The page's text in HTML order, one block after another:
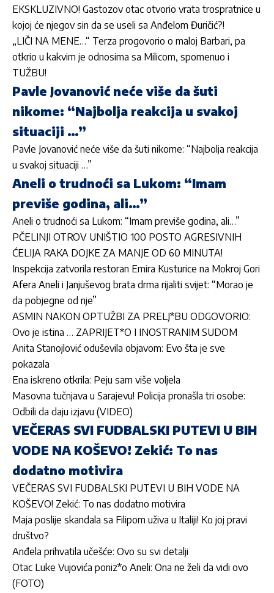
EKSKLUZIVNO! Gastozov otac otvorio vrata trospratnice u
kojoj će njegov sin da se useli sa Anđelom Đuričić?!
„LIČI NA MENE…“ Terza progovorio o maloj Barbari, pa
otkrio u kakvim je odnosima sa Milicom, spomenuo i
TUŽBU!
Pavle Jovanović neće više da šuti
nikome: “Najbolja reakcija u svakoj
situaciji …”
Pavle Jovanović neće više da šuti nikome: “Najbolja reakcija
u svakoj situaciji …”
Aneli o trudnoći sa Lukom: “Imam
previše godina, ali…”
Aneli o trudnoći sa Lukom: “Imam previše godina, ali…”
PČELINJI OTROV UNIŠTIO 100 POSTO AGRESIVNIH
ĆELIJA RAKA DOJKE ZA MANJE OD 60 MINUTA!
Inspekcija zatvorila restoran Emira Kusturice na Mokroj Gori
Afera Aneli i Janjuševog brata drma rijaliti svijet: “Morao je
da pobjegne od nje”
ASMIN NAKON OPTUŽBI ZA PRELJ*BU ODGOVORIO:
Ovo je istina … ZAPRIJET*O I INOSTRANIM SUDOM
Anita Stanojlović oduševila objavom: Evo šta je sve
pokazala
Ena iskreno otkrila: Peju sam više voljela
Masovna tučnjava u Sarajevu! Policija pronašla tri osobe:
Odbili da daju izjavu (VIDEO)
VEČERAS SVI FUDBALSKI PUTEVI U BIH
VODE NA KOŠEVO! Zekić: To nas
dodatno motivira
VEČERAS SVI FUDBALSKI PUTEVI U BIH VODE NA
KOŠEVO! Zekić: To nas dodatno motivira
Maja poslije skandala sa Filipom uživa u Italiji! Ko joj pravi
društvo?
Anđela prihvatila učešće: Ovo su svi detalji
Otac Luke Vujovića poniz*o Aneli: Ona ne želi da vidi ovo
(FOTO)